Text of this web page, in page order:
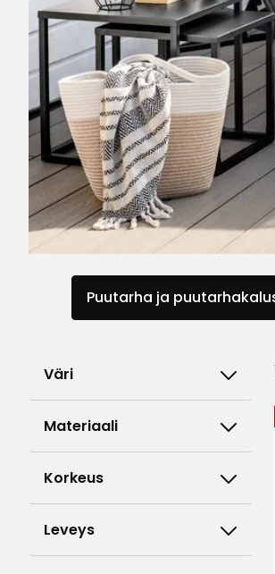
Puutarha ja
Väri
Materiaali
Korkeus
Leveys